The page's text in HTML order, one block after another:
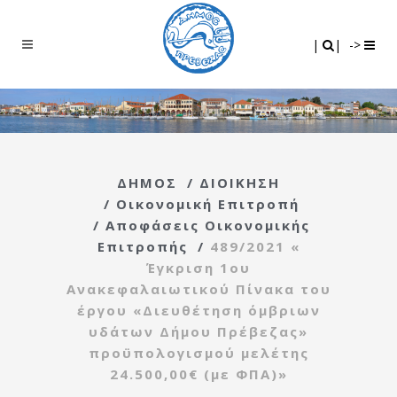
| | ->
ΔΗΜΟΣ / ΔΙΟΙΚΗΣΗ
/ Οικονομική Επιτροπή
/ Αποφάσεις Οικονομικής
Επιτροπής
/ 489/2021 «
Έγκριση 1ου
Ανακεφαλαιωτικού Πίνακα του
έργου «Διευθέτηση όμβριων
υδάτων Δήμου Πρέβεζας»
προϋπολογισμού μελέτης
24.500,00€ (με ΦΠΑ)»